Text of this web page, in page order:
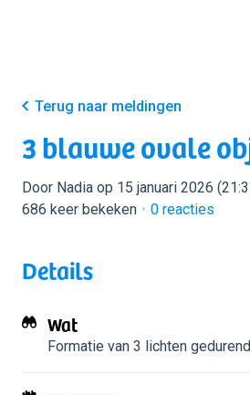
Terug naar meldingen
3 blauwe ovale
Door Nadia op 15 januari 2026
686 keer bekeken
0 reacties
Details
Wat
Formatie van 3 lichten